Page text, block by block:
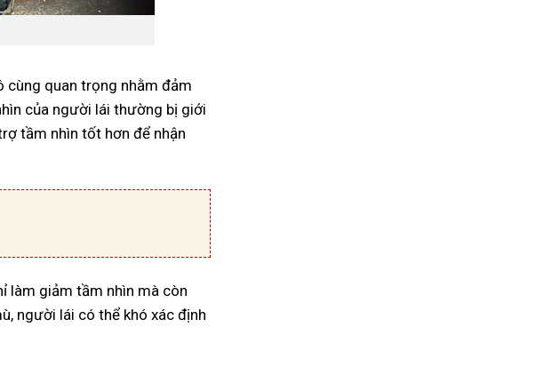
cùng quan trọng nhằm đảm
của người lái thường bị giới
tầm nhìn tốt hơn để nhận
làm giảm tầm nhìn mà còn
người lái có thể khó xác định